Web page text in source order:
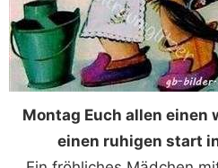
Montag Euch allen einen
einen ruhigen start